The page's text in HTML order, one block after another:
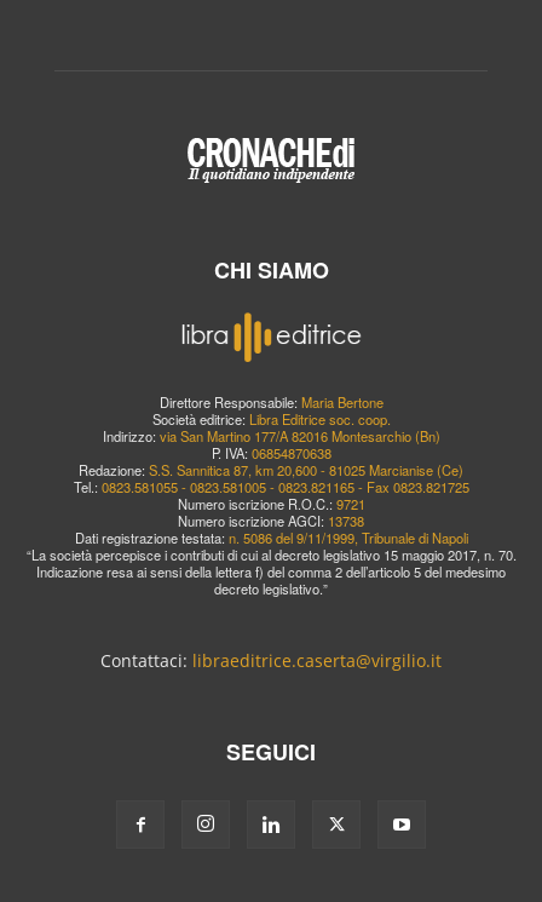
CHI SIAMO
Direttore Responsabile: Maria Bertone
Società editrice: Libra Editrice soc. coop.
Indirizzo: via San Martino 177/A 82016 Montesarchio (Bn)
P. IVA: 06854870638
Redazione: S.S. Sannitica 87, km 20,600 - 81025 Marcianise (Ce)
Tel.: 0823.581055 - 0823.581005 - 0823.821165 - Fax 0823.821725
Numero iscrizione R.O.C.: 9721
Numero iscrizione AGCI: 13738
Dati registrazione testata: n. 5086 del 9/11/1999, Tribunale di Napoli
“La società percepisce i contributi di cui al decreto legislativo 15 maggio 2017, n. 70.
Indicazione resa ai sensi della lettera f) del comma 2 dell’articolo 5 del medesimo
decreto legislativo.”
Contattaci: libraeditrice.caserta@virgilio.it
SEGUICI